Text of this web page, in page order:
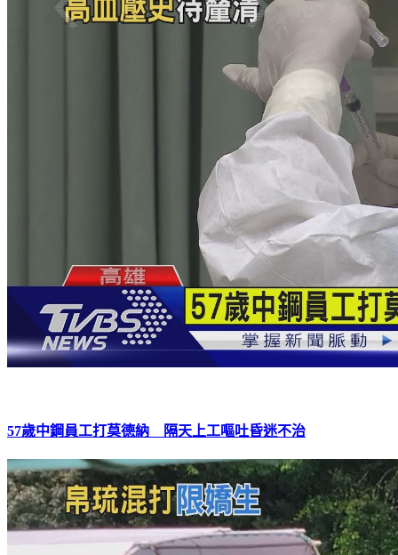
57歲中鋼員工打莫德納 隔天上工嘔吐昏迷不治